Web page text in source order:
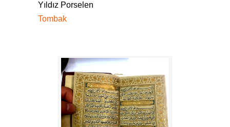
Yıldız Porselen
Tombak